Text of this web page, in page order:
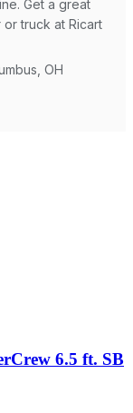
6.5 ft. SB